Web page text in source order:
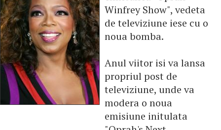
Winfrey Show", vedeta
de televiziune iese cu o
noua bomba.
Anul viitor isi va lansa
propriul post de
televiziune, unde va
modera o noua
emisiune initulata